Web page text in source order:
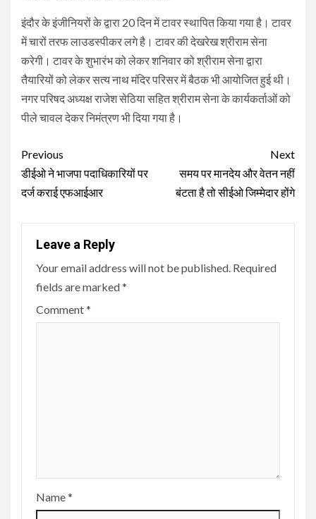
इंदौर के इंजीनियरों के द्वारा 20 दिन में टावर स्थापित किया गया है। टावर
में चारों तरफ लाउडस्पीकर लगे है। टावर की देखरेख श्रीराम सेना
करेगी। टावर के शुभारंभ को लेकर शनिवार को श्रीराम सेना द्वारा
तैयारियों को लेकर सत्य नाथ मंदिर परिसर में बैठक भी आयोजित हुई थी।
नगर परिषद अध्यक्ष राजेश सेठिया सहित श्रीराम सेना के कार्यकर्ताओं को
पीले चावल देकर निमंत्रण भी दिया गया है।
Continue
Reading
Previous
डीईओ ने भाजपा पदाधिकारियों पर
दर्ज कराई एफआईआर
Next
समय पर मानदेय और वेतन नहीं
बंटता है तो सीईओ जिम्मेदार होंगे
Leave a Reply
Your email address will not be published. Required
fields are marked*
Comment*
Name*